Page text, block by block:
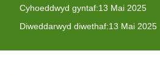
Cyhoeddwyd gyntaf:13 Mai 2025
Diweddarwyd diwethaf:13 Mai 2025